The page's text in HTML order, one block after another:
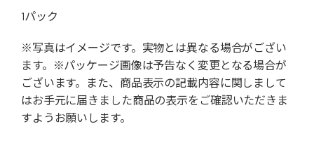
1パック
※写真はイメージです。実物とは異なる場合がござい
ます。※パッケージ画像は予告なく変更となる場合が
ございます。また、商品表示の記載内容に関しまして
はお手元に届きました商品の表示をご確認いただきま
すようお願いします。